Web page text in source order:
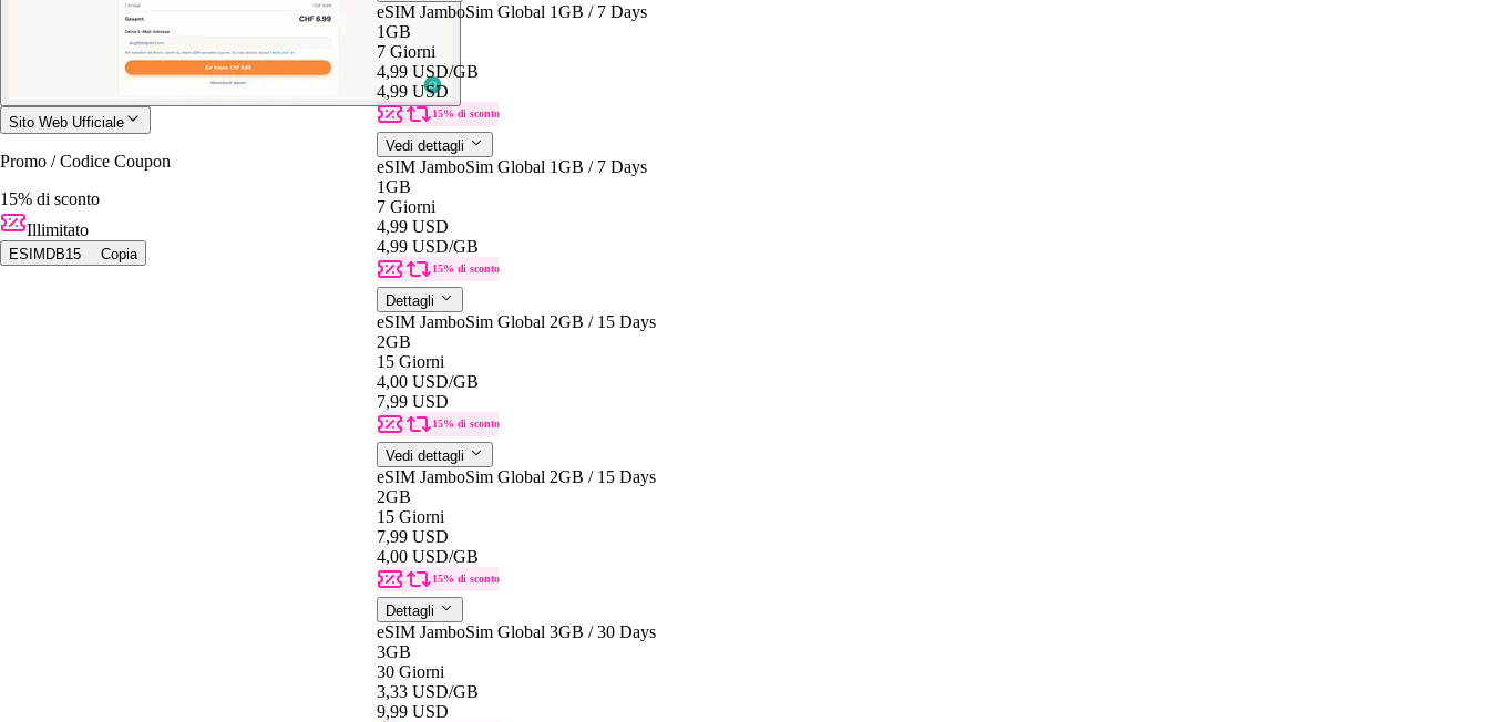
Sito Web Ufficiale
Promo / Codice Coupon
15% di sconto
Illimitato
ESIMDB15 Copia
eSIM JamboSim Global 1GB / 7 Days
1GB
7 Giorni
4,99 USD/GB
4,99 USD
15% di sconto
Vedi dettagli
eSIM JamboSim Global 1GB / 7 Days
1GB
7 Giorni
4,99 USD
4,99 USD/GB
15% di sconto
Dettagli
eSIM JamboSim Global 2GB / 15 Days
2GB
15 Giorni
4,00 USD/GB
7,99 USD
15% di sconto
Vedi dettagli
eSIM JamboSim Global 2GB / 15 Days
2GB
15 Giorni
7,99 USD
4,00 USD/GB
15% di sconto
Dettagli
eSIM JamboSim Global 3GB / 30 Days
3GB
30 Giorni
3,33 USD/GB
9,99 USD